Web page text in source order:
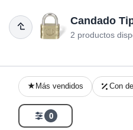
Candado
2 productos
Más vendidos Con
0